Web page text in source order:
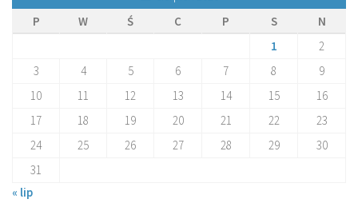
P
W Ś C P S
N
1
2
3
4 5 6 7 8
9
10
11 12 13 14 15
16
17
18 19 20 21 22
23
24
25 26 27 28 29
30
31
« lip